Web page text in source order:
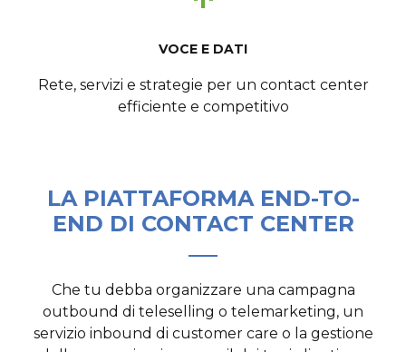
VOCE E DATI
Rete, servizi e strategie per un contact center
efficiente e competitivo
LA PIATTAFORMA END-TO-
END DI CONTACT CENTER
Che tu debba organizzare una campagna
outbound di teleselling o telemarketing, un
servizio inbound di customer care o la gestione